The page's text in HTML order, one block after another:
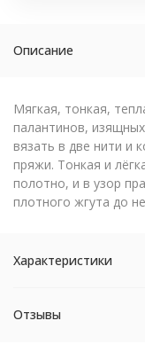
Описание
Мягкая, тонкая,
палантинов,
вязать в две нити и
пряжи. Тонкая и
полотно, и в узор
плотного жгута до
Характеристики
Отзывы